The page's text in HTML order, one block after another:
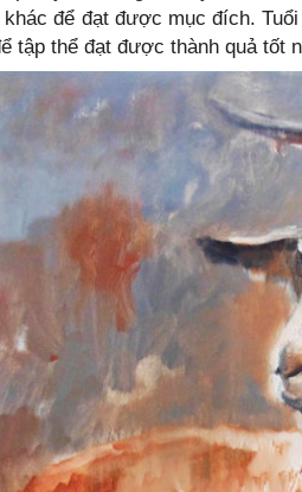
để đạt được mục đích.
tập thể đạt được thành quả tốt